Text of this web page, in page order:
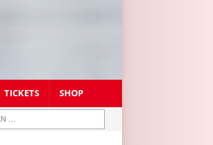
TICKETS SHOP